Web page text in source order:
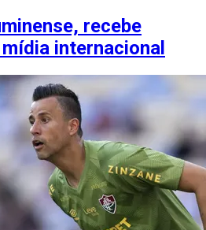
recebe
internacional